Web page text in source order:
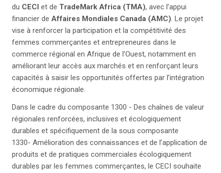
du CECI et de TradeMark Africa (TMA), avec l’appui
financier de Affaires Mondiales Canada (AMC). Le projet
vise à renforcer la participation et la compétitivité des
femmes commerçantes et entrepreneures dans le
commerce régional en Afrique de l’Ouest, notamment en
améliorant leur accès aux marchés et en renforçant leurs
capacités à saisir les opportunités offertes par l’intégration
économique régionale.
Dans le cadre du composante 1300 - Des chaînes de valeur
régionales renforcées, inclusives et écologiquement
durables et spécifiquement de la sous composante
1330- Amélioration des connaissances et de l’application de
produits et de pratiques commerciales écologiquement
durables par les femmes commerçantes, le CECI souhaite